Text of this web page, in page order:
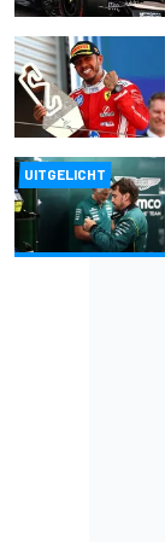
UITGELICHT